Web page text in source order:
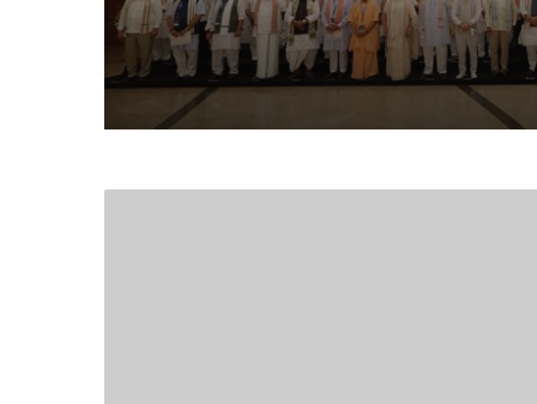
June 11, 2026
May 28, 2026